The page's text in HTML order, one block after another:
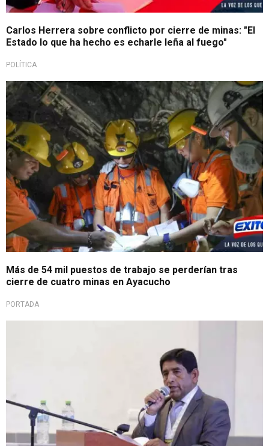
Carlos Herrera sobre conflicto por cierre de minas: "El
Estado lo que ha hecho es echarle leña al fuego"
POLÍTICA
Más de 54 mil puestos de trabajo se perderían tras
cierre de cuatro minas en Ayacucho
PORTADA